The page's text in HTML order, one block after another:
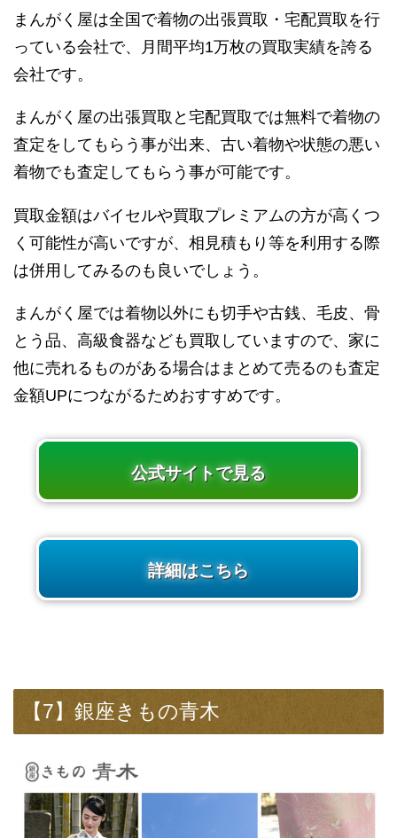
まんがく屋は全国で着物の出張買取・宅配買取を行
っている会社で、月間平均1万枚の買取実績を誇る
会社です。
まんがく屋の出張買取と宅配買取では無料で着物の
査定をしてもらう事が出来、古い着物や状態の悪い
着物でも査定してもらう事が可能です。
買取金額はバイセルや買取プレミアムの方が高くつ
く可能性が高いですが、相見積もり等を利用する際
は併用してみるのも良いでしょう。
まんがく屋では着物以外にも切手や古銭、毛皮、骨
とう品、高級食器なども買取していますので、家に
他に売れるものがある場合はまとめて売るのも査定
金額UPにつながるためおすすめです。
公式サイトで見る
詳細はこちら
【7】銀座きもの青木